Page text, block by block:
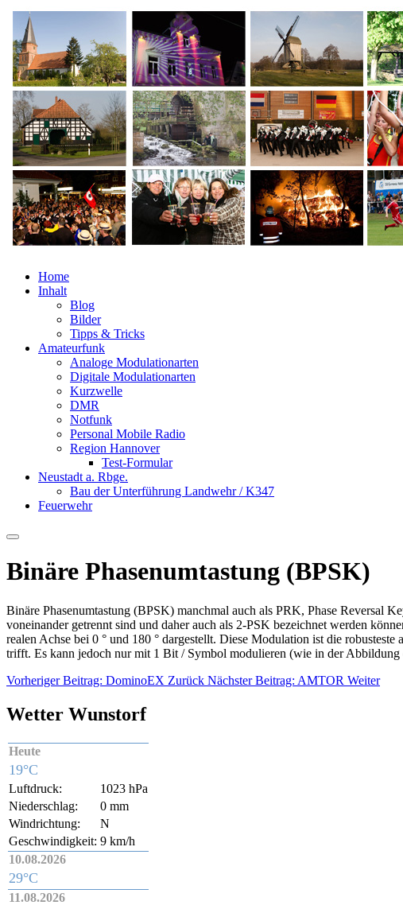
Home
Inhalt
Blog
Bilder
Tipps & Tricks
Amateurfunk
Analoge Modulationarten
Digitale Modulationarten
Kurzwelle
DMR
Notfunk
Personal Mobile Radio
Region Hannover
Test-Formular
Neustadt a. Rbge.
Bau der Unterführung Landwehr / K347
Feuerwehr
Binäre Phasenumtastung (BPSK)
Binäre Phasenumtastung (BPSK) manchmal auch als PRK, Phase Reversal
voneinander getrennt sind und daher auch als 2-PSK bezeichnet werden
realen Achse bei 0 ° und 180 ° dargestellt. Diese Modulation ist die
trifft. Es kann jedoch nur mit 1 Bit / Symbol modulieren (wie in der
Vorheriger Beitrag: DominoEX Zurück Nächster Beitrag: AMTOR Weiter
Wetter Wunstorf
Heute
19°C
Luftdruck:
1023 hPa
Niederschlag:
0 mm
Windrichtung:
N
Geschwindigkeit: 9 km/h
10.08.2026
29°C
11.08.2026